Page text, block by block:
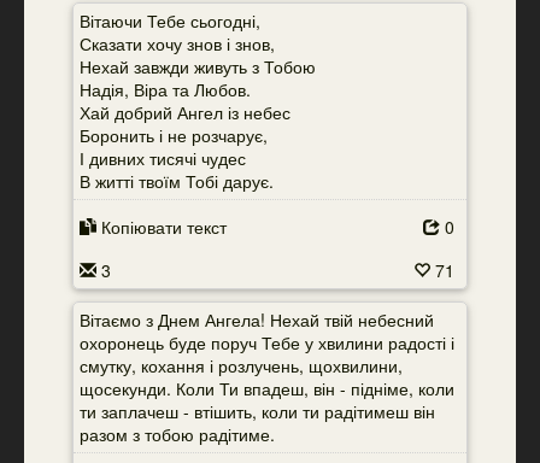
Вітаючи Тебе сьогодні,
Сказати хочу знов і знов,
Нехай завжди живуть з Тобою
Надія, Віра та Любов.
Хай добрий Ангел із небес
Боронить і не розчарує,
І дивних тисячі чудес
В житті твоїм Тобі дарує.
Копіювати текст
0
3
71
Вітаємо з Днем Ангела! Нехай твій небесний
охоронець буде поруч Тебе у хвилини радості і
смутку, кохання і розлучень, щохвилини,
щосекунди. Коли Ти впадеш, він - підніме, коли
ти заплачеш - втішить, коли ти радітимеш він
разом з тобою радітиме.